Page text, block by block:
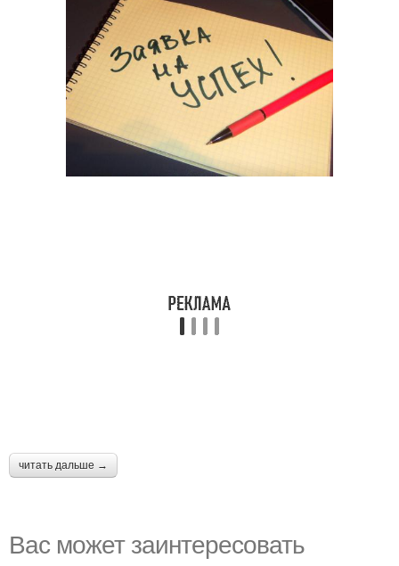
читать дальше →
Вас может заинтересовать